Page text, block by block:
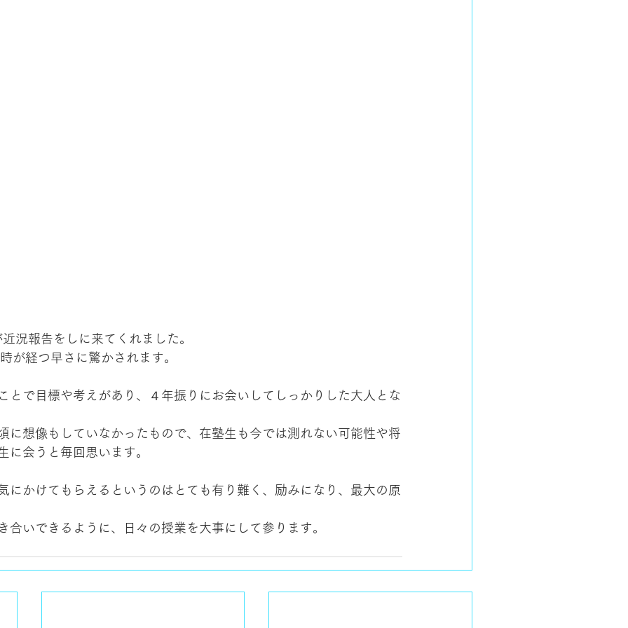
況報告をしに来てくれました。
が経つ早さに驚かされます。
とで目標や考えがあり、４年振りにお会いしてしっかりした大人とな
に想像もしていなかったもので、在塾生も今では測れない可能性や将
に会うと毎回思います。
にかけてもらえるというのはとても有り難く、励みになり、最大の原
合いできるように、日々の授業を大事にして参ります。